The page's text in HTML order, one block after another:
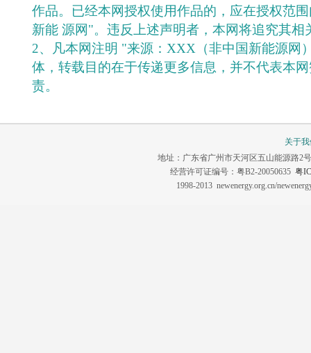
作品。已经本网授权使用作品的，应在授权范
新能 源网"。违反上述声明者，本网将追究其相
2、凡本网注明 "来源：XXX（非中国新能源网
体，转载目的在于传递更多信息，并不代表本
责。
关于
地址：广东省广州市天河区五山能源路2
经营许可证编号：粤B2-20050635 粤
1998-2013 newenergy.org.cn/